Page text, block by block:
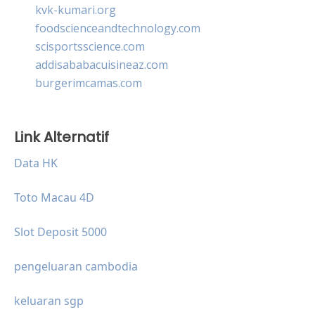
kvk-kumari.org
foodscienceandtechnology.com
scisportsscience.com
addisababacuisineaz.com
burgerimcamas.com
Link Alternatif
Data HK
Toto Macau 4D
Slot Deposit 5000
pengeluaran cambodia
keluaran sgp